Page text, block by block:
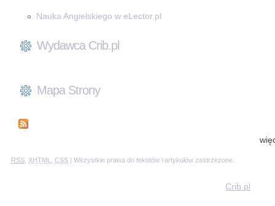
Nauka Angielskiego w eLector.pl
Wydawca Crib.pl
Mapa Strony
RSS XHTML CSS | Wszystkie prawa do tekstów i artykułów zastrzeżone.
Crib.pl